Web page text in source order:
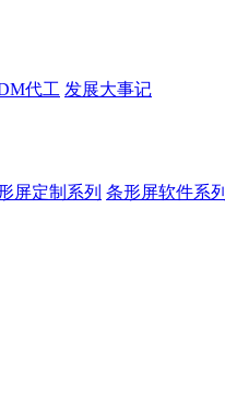
代工 发展大事记
屏定制系列 条形屏软件系列